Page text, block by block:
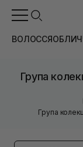
ВОЛОССЯ
Група
Група